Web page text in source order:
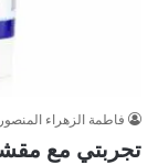
فاطمة الزهراء المنصور